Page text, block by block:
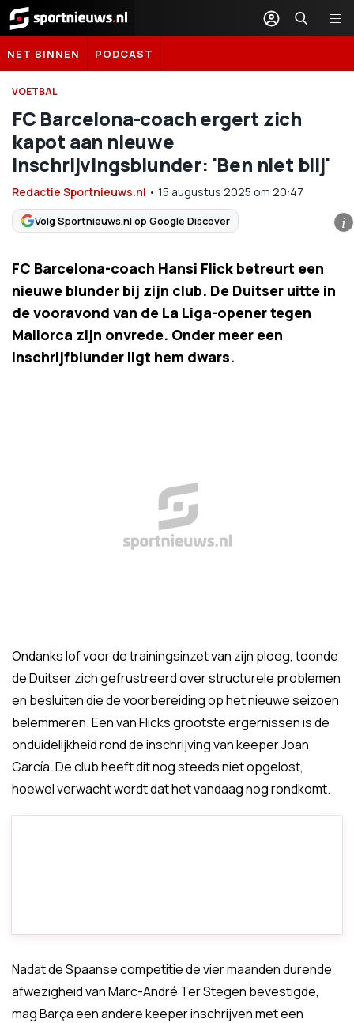
Sportnieuws.nl
NET BINNEN PODCAST
VOETBAL
FC Barcelona-coach ergert zich
kapot aan nieuwe
inschrijvingsblunder: 'Ben niet blij'
Redactie Sportnieuws.nl • 15 augustus 2025 om 20:47
Volg Sportnieuws.nl op Google Discover i
FC Barcelona-coach Hansi Flick betreurt een
nieuwe blunder bij zijn club. De Duitser uitte in
de vooravond van de La Liga-opener tegen
Mallorca zijn onvrede. Onder meer een
inschrijfblunder ligt hem dwars.
Ondanks lof voor de trainingsinzet van zijn ploeg, toonde
de Duitser zich gefrustreerd over structurele problemen
en besluiten die de voorbereiding op het nieuwe seizoen
belemmeren. Een van Flicks grootste ergernissen is de
onduidelijkheid rond de inschrijving van keeper Joan
García. De club heeft dit nog steeds niet opgelost,
hoewel verwacht wordt dat het vandaag nog rondkomt.
Nadat de Spaanse competitie de vier maanden durende
afwezigheid van Marc-André Ter Stegen bevestigde,
mag Barça een andere keeper inschrijven met een